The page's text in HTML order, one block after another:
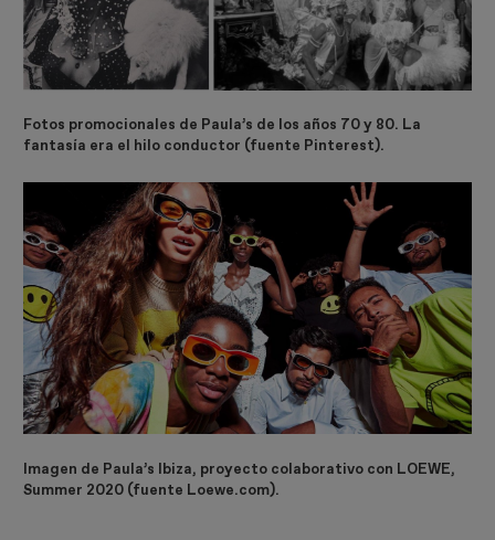
Fotos promocionales de Paula’s de los años 70 y 80. La
fantasía era el hilo conductor (fuente Pinterest).
Imagen de Paula’s Ibiza, proyecto colaborativo con LOEWE,
Summer 2020 (fuente Loewe.com).